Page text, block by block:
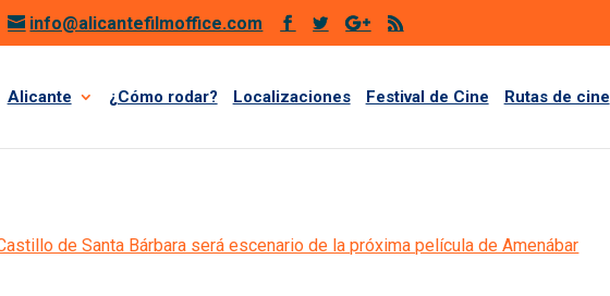
info@alicantefilmoffice.com
Alicante ¿Cómo rodar? Localizaciones Festival de Cine Rutas de cine
de Santa Bárbara será escenario de la próxima película de Amenábar